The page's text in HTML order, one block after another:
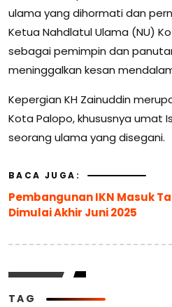
ulama yang dihormati dan
Ketua Nahdlatul Ulama (NU)
sebagai pemimpin dan
meninggalkan kesan
Kepergian KH Zainuddin
Kota Palopo, khususnya umat
seorang ulama yang disegani.
BACA JUGA:
Pembangunan IKN Masuk
Dimulai Akhir Juni 2025
TAG